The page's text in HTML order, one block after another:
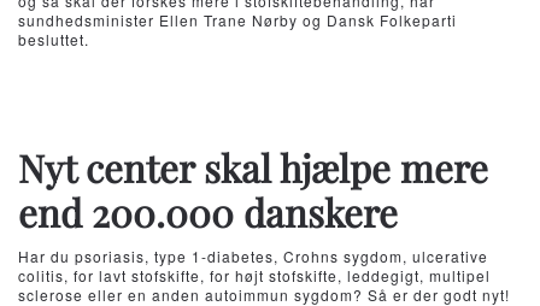
sundhedsminister Ellen Trane Nørby og Dansk Folkeparti
besluttet.
Nyt center skal hjælpe mere
end 200.000 danskere
Har du psoriasis, type 1-diabetes, Crohns sygdom, ulcerative
colitis, for lavt stofskifte, for højt stofskifte, leddegigt, multipel
sclerose eller en anden autoimmun sygdom? Så er der godt nyt!